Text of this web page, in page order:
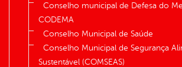
Conselho municipal de Defesa do
CODEMA
Conselho Municipal de Saúde
Conselho Municipal de Segurança
Sustentável (COMSEAS)